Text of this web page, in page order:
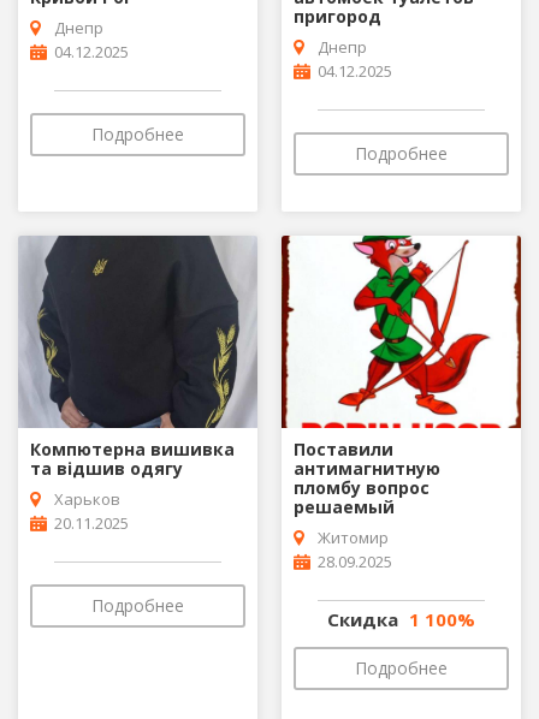
Днепр
04.12.2025
Подробнее
пригород
Днепр
04.12.2025
Подробнее
Компютерна вишивка
та відшив одягу
Харьков
20.11.2025
Подробнее
Поставили
антимагнитную
пломбу вопрос
решаемый
Житомир
28.09.2025
Скидка 1 100%
Подробнее